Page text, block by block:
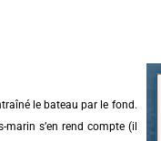
le bateau par le fond.
marin s’en rend compte (il